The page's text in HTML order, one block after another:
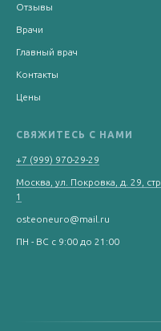
Отзывы
Врачи
Главный врач
Контакты
Цены
СВЯЖИТЕСЬ С НАМИ
+7 (999) 970-29-29
Москва, ул. Покровка, д. 29, стр.
1
osteoneuro@mail.ru
ПН - ВС с 9:00 до 21:00